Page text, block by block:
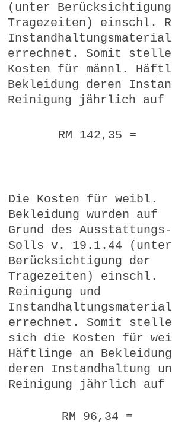
(unter
Tragezeiten) einschl.
errechnet. Somit
Kosten für männl.
Bekleidung deren
Reinigung jährlich auf
RM 142,35 =
Die Kosten für weibl.
Bekleidung wurden auf
Grund des Ausstattungs-
Solls v. 19.1.44 (unter
Berücksichtigung der
Tragezeiten) einschl.
Reinigung und
errechnet. Somit
sich die Kosten für
Häftlinge an Bekleidung
deren Instandhaltung
Reinigung jährlich auf
RM 96,34 =